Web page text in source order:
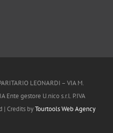
LEONARDI – VIA M.
Ente gestore U.nico s.r.l. P.IVA
| Credits byTourtools Web Agency